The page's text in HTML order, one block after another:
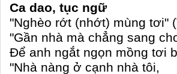
Ca dao, tục ngữ
"Nghèo rớt (nhớt) mùng tơi"
"Gần nhà mà chẳng sang
Ðể anh ngắt ngọn mồng tơi
"Nhà nàng ở cạnh nhà tôi,